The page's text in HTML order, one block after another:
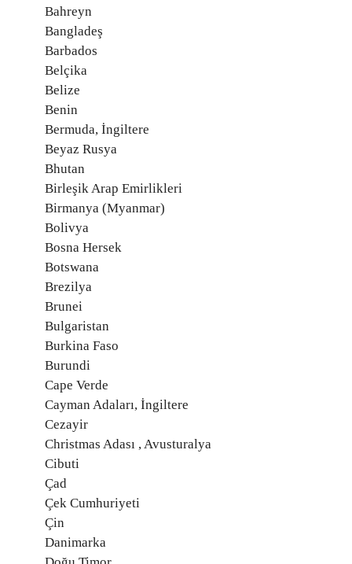
Bahreyn
Bangladeş
Barbados
Belçika
Belize
Benin
Bermuda, İngiltere
Beyaz Rusya
Bhutan
Birleşik Arap Emirlikleri
Birmanya (Myanmar)
Bolivya
Bosna Hersek
Botswana
Brezilya
Brunei
Bulgaristan
Burkina Faso
Burundi
Cape Verde
Cayman Adaları, İngiltere
Cezayir
Christmas Adası , Avusturalya
Cibuti
Çad
Çek Cumhuriyeti
Çin
Danimarka